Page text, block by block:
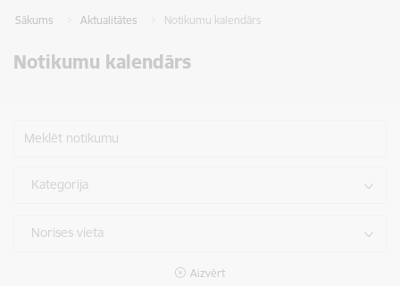
Sākums Aktualitātes Notikumu kalendārs
Notikumu kalendārs
Meklēt notikumu
Kategorija
Norises vieta
Aizvērt